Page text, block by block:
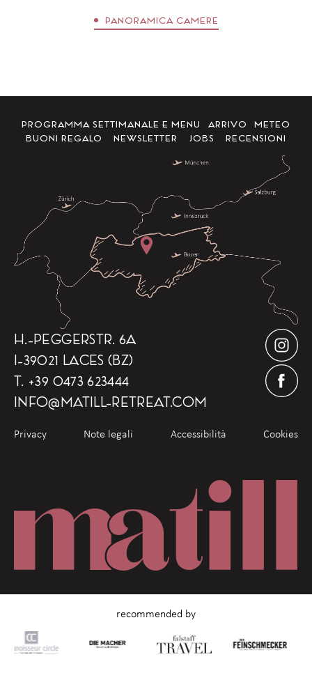
tranquilla al Matill, tutto è possibile.
PANORAMICA CAMERE
PROGRAMMA SETTIMANALE E MENU ARRIVO
METEO
BUONI REGALO
NEWSLETTER JOBS RECENSIONI
H.-PEGGERSTR. 6A
I-39021 LACES (BZ)
T. +39 0473 623444
INFO@MATILL-RETREAT.COM
Privacy Note legali Accessibilità Cookies
recommended by